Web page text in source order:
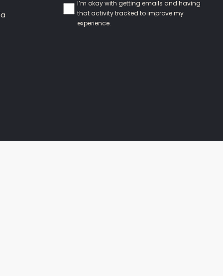
I’m okay with getting emails and having
that activity tracked to improve my
experience.